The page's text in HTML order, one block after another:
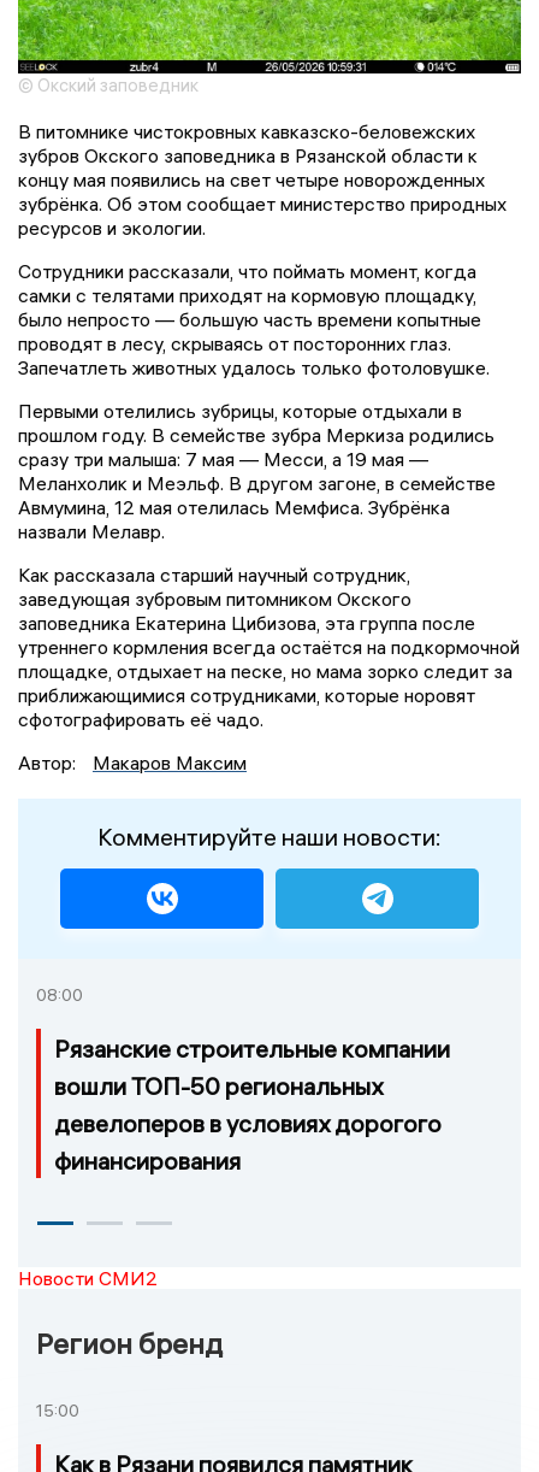
© Окский заповедник
В питомнике чистокровных кавказско-беловежских
зубров Окского заповедника в Рязанской области к
концу мая появились на свет четыре новорожденных
зубрёнка. Об этом сообщает министерство природных
ресурсов и экологии.
Сотрудники рассказали, что поймать момент, когда
самки с телятами приходят на кормовую площадку,
было непросто — большую часть времени копытные
проводят в лесу, скрываясь от посторонних глаз.
Запечатлеть животных удалось только фотоловушке.
Первыми отелились зубрицы, которые отдыхали в
прошлом году. В семействе зубра Меркиза родились
сразу три малыша: 7 мая — Месси, а 19 мая —
Меланхолик и Меэльф. В другом загоне, в семействе
Авмумина, 12 мая отелилась Мемфиса. Зубрёнка
назвали Мелавр.
Как рассказала старший научный сотрудник,
заведующая зубровым питомником Окского
заповедника Екатерина Цибизова, эта группа после
утреннего кормления всегда остаётся на подкормочной
площадке, отдыхает на песке, но мама зорко следит за
приближающимися сотрудниками, которые норовят
сфотографировать её чадо.
Автор:
Макаров Максим
Комментируйте наши новости:
08:00
Рязанские строительные компании
вошли ТОП-50 региональных
девелоперов в условиях дорогого
финансирования
Новости СМИ2
Регион бренд
15:00
Как в Рязани появился памятник